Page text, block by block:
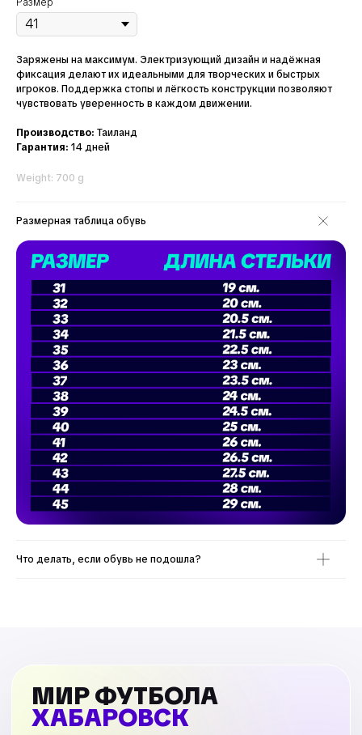
Заряжены на максимум. Электризующий дизайн и надёжная
фиксация делают их идеальными для творческих и быстрых
игроков. Поддержка стопы и лёгкость конструкции позволяют
чувствовать уверенность в каждом движении.
Производство: Таиланд
Гарантия: 14 дней
Weight: 700 g
Размерная таблица обувь
Что делать, если обувь не подошла?
МИР ФУТБОЛА
ХАБАРОВСК